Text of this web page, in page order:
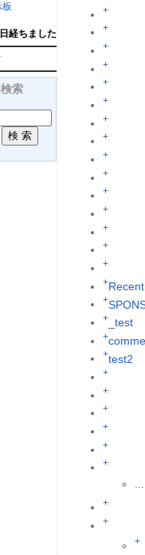
板
経ちました
索
+
+
+
+
+
+
+
+
+
+
+
+
+
+
+
+
+
+_test
+
+test2
+
+
+
+
+
+
+
+
+